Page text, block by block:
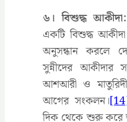
৬। বিশুদ্ধ আকীদা:
একটি বিশুদ্ধ
অনুসন্ধান করলে
সুন্নীদের আকীদার
আশআরী ও
আগের সংকলন।
দিক থেকে শুরু করে